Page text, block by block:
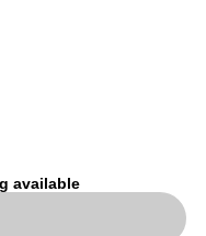
available